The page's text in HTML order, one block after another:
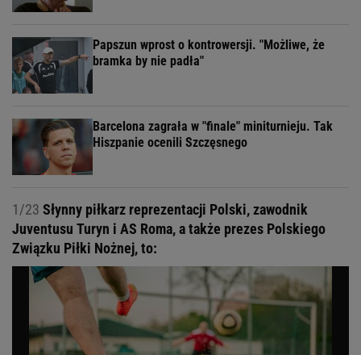
Papszun wprost o kontrowersji. "Możliwe, że
bramka by nie padła"
Barcelona zagrała w "finale" miniturnieju. Tak
Hiszpanie ocenili Szczęsnego
1/23 Słynny piłkarz reprezentacji Polski, zawodnik
Juventusu Turyn i AS Roma, a także prezes Polskiego
Związku Piłki Nożnej, to: